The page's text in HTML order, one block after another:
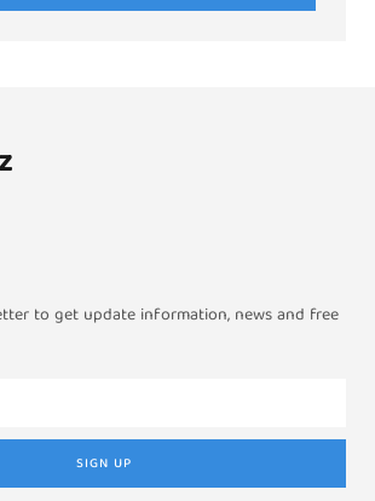
to get update information, news and free
SIGN UP